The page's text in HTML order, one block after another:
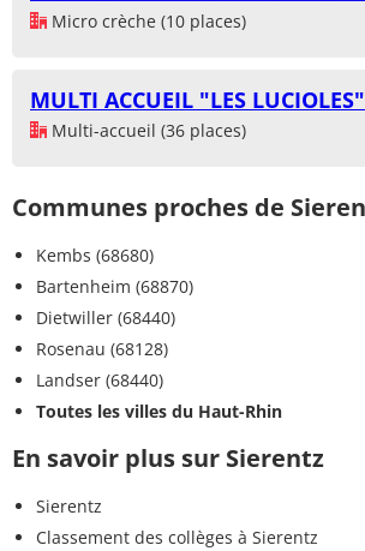
Micro crèche (10 places)
MULTI ACCUEIL "LES LUCIOLES"
Multi-accueil (36 places)
Communes proches de
Kembs (68680)
Bartenheim (68870)
Dietwiller (68440)
Rosenau (68128)
Landser (68440)
Toutes les villes du Haut-Rhin
En savoir plus sur Sierentz
Sierentz
Classement des collèges à Sierentz